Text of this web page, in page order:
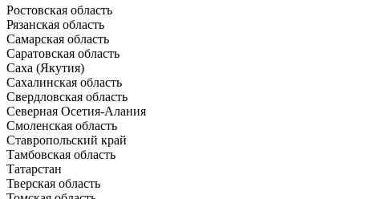
Ростовская область
Рязанская область
Самарская область
Саратовская область
Саха (Якутия)
Сахалинская область
Свердловская область
Северная Осетия-Алания
Смоленская область
Ставропольский край
Тамбовская область
Татарстан
Тверская область